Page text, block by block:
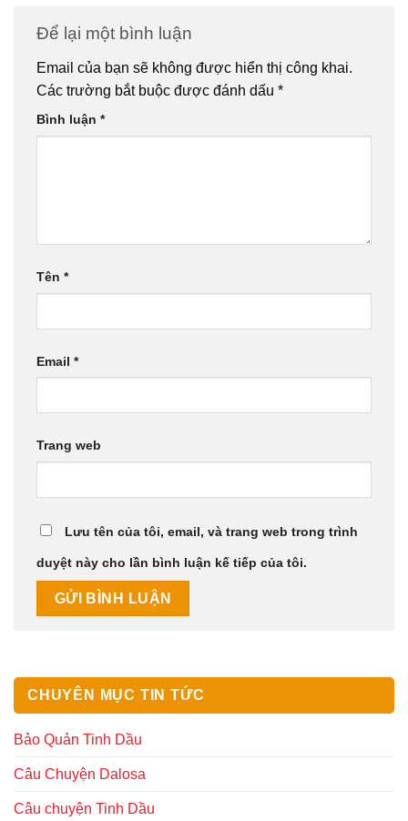
Để lại một bình luận
Email của bạn sẽ không được hiển thị công khai.
Các trường bắt buộc được đánh dấu *
Bình luận *
Tên *
Email *
Trang web
Lưu tên của tôi, email, và trang web trong trình
duyệt này cho lần bình luận kế tiếp của tôi.
CHUYÊN MỤC TIN TỨC
Bảo Quản Tinh Dầu
Câu Chuyện Dalosa
Câu chuyện Tinh Dầu